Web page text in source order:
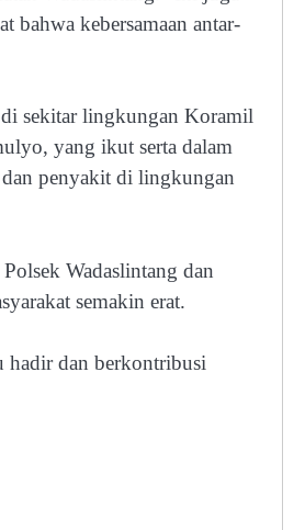
bahwa kebersamaan antar-
di sekitar lingkungan Koramil
yang ikut serta dalam
dan penyakit di lingkungan
Wadaslintang dan
semakin erat.
hadir dan berkontribusi